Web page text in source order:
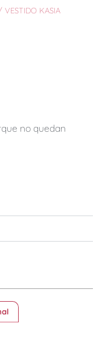
VESTIDO KASIA
no quedan